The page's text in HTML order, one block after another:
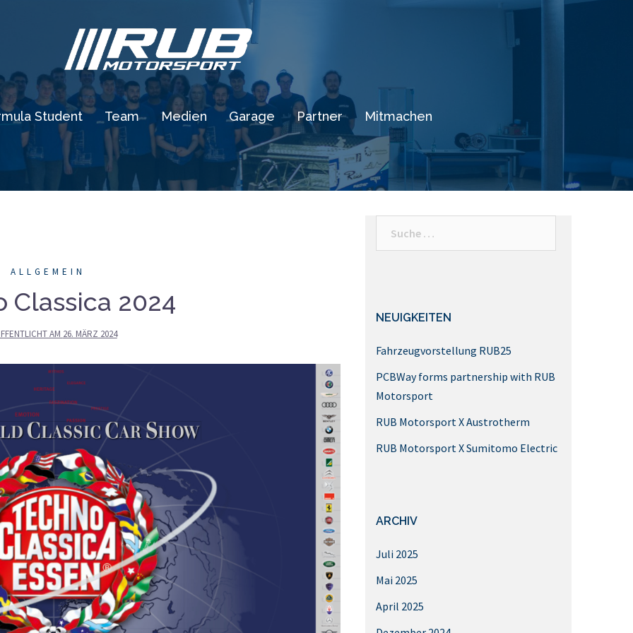
Student Team Medien Garage Partner Mitmachen
ALLGEMEIN
Classica 2024
AM 26. MÄRZ 2024
NEUIGKEITEN
Fahrzeugvorstellung RUB25
PCBWay forms partnership with RUB
Motorsport
RUB Motorsport X Austrotherm
RUB Motorsport X Sumitomo Electric
ARCHIV
Juli 2025
Mai 2025
April 2025